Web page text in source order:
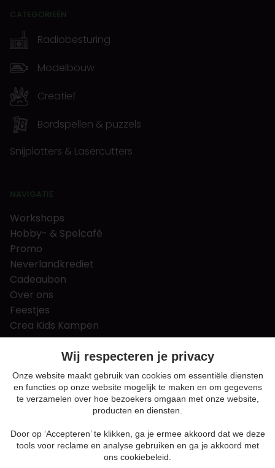
CATEGORIEËN
Radiobesturing
Modelbouw
Creatief
Bordspellen & puzzels
Snijplotters & Lasercutters
NAVIGATIE
Workshops
Hobby- & Spelcafé
Promo
Neverlandkrediet
Cadeaubon
Over ons
Feestjes
Crea Kids Kampen
FAQ
Tips & tricks
Contact
Nieuws & Vacatures
Algemene voorwaarden
Privacy en cookie policy
Wij respecteren je privacy
Onze website maakt gebruik van cookies om essentiële diensten
en functies op onze website mogelijk te maken en om gegevens
te verzamelen over hoe bezoekers omgaan met onze website,
producten en diensten.
Door op ‘Accepteren’ te klikken, ga je ermee akkoord dat we deze
tools voor reclame en analyse gebruiken en ga je akkoord met
ons cookiebeleid.